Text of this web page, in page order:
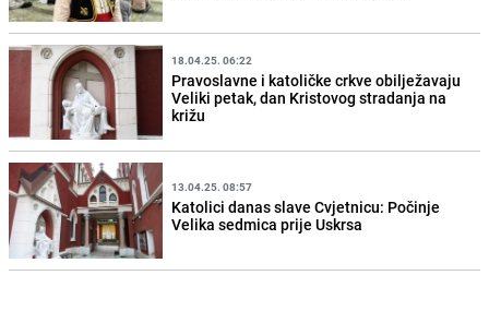
18.04.25. 06:22
Pravoslavne i katoličke crkve obilježavaju
Veliki petak, dan Kristovog stradanja na
križu
13.04.25. 08:57
Katolici danas slave Cvjetnicu: Počinje
Velika sedmica prije Uskrsa